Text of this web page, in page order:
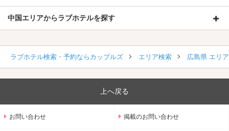
中国エリアからラブホテルを探す
ラブホテル検索・予約ならカップルズ エリア検索 広島県 エリ
上へ戻る
お問い合わせ 掲載のお問い合わせ